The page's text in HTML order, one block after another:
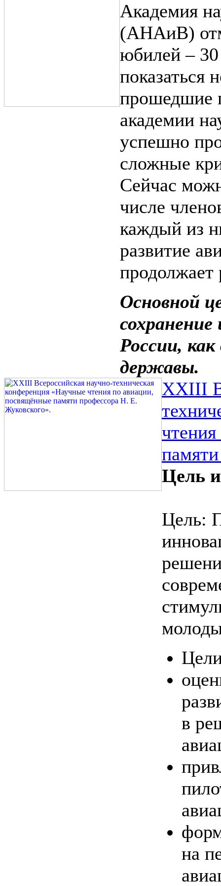
Академия
(АНАиВ)
юбилей –
показаться
прошедшие
академии
успешно
сложные
Сейчас
числе
каждый из
развитие
продолжает
Основной
России,
державы.
XXIII
Цель
Цель:
в
на